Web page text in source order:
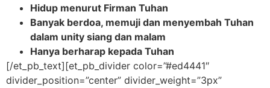
Hidup menurut Firman Tuhan
Banyak berdoa, memuji dan menyembah Tuhan
dalam unity siang dan malam
Hanya berharap kepada Tuhan
[/et_pb_text][et_pb_divider color=”#ed4441″
divider_position=”center” divider_weight=”3px”